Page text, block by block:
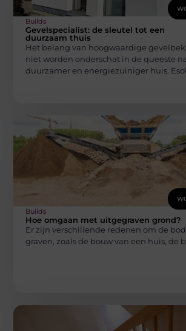
Builds
Gevelspecialist: de sleutel tot een
duurzaam thuis
Het belang van hoogwaardige
niet worden onderschat in de queeste
duurzamer en energiezuiniger huis.
Builds
Hoe omgaan met uitgegraven grond?
Er zijn verschillende redenen om de
graven, zoals de bouw van een huis, de